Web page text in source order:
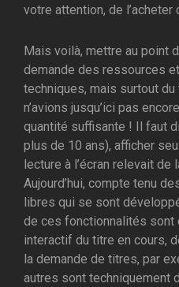
votre attention, de
Mais voilà, mettre au point
demande des ressources
techniques, mais surtout
n’avions jusqu’ici pas
quantité suffisante ! Il faut
plus de 10 ans), afficher
lecture à l’écran relevait de
Aujourd’hui, compte tenu
libres qui se sont
de ces fonctionnalités sont
interactif du titre en cours,
la demande de titres, par
autres sont techniquement